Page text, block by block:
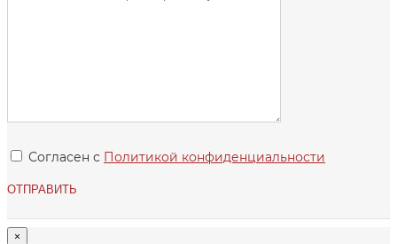
Согласен с Политикой конфиденциальности
×